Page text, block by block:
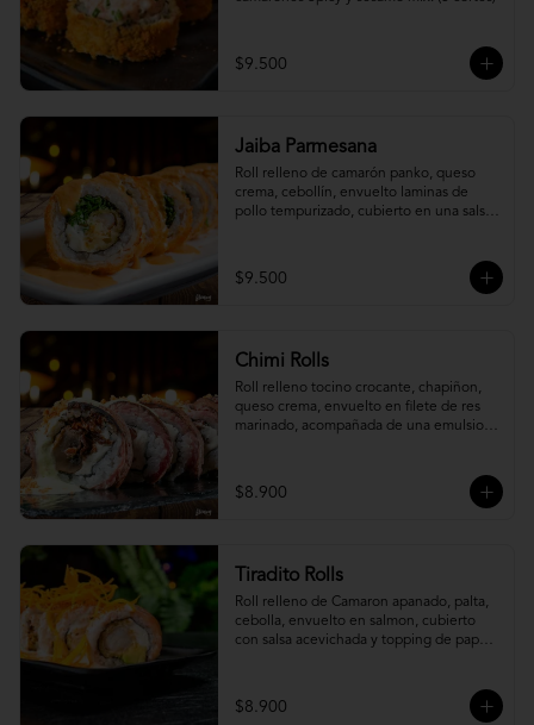
$9.500
Jaiba Parmesana
Roll relleno de camarón panko, queso
crema, cebollín, envuelto laminas de
pollo tempurizado, cubierto en una salsa
$9.500
Chimi Rolls
Roll relleno tocino crocante, chapiñon,
queso crema, envuelto en filete de res
marinado, acompañada de una emulsion
$8.900
Tiradito Rolls
Roll relleno de Camaron apanado, palta,
cebolla, envuelto en salmon, cubierto
con salsa acevichada y topping de papa
$8.900